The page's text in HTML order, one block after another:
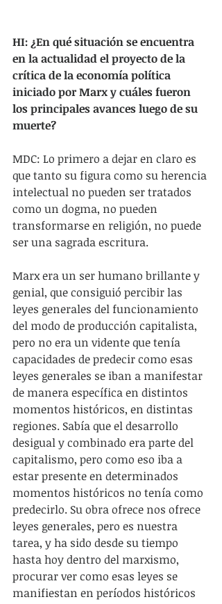
HI: ¿En qué situación se encuentra
en la actualidad el proyecto de la
crítica de la economía política
iniciado por Marx y cuáles fueron
los principales avances luego de su
muerte?
MDC: Lo primero a dejar en claro es
que tanto su figura como su herencia
intelectual no pueden ser tratados
como un dogma, no pueden
transformarse en religión, no puede
ser una sagrada escritura.
Marx era un ser humano brillante y
genial, que consiguió percibir las
leyes generales del funcionamiento
del modo de producción capitalista,
pero no era un vidente que tenía
capacidades de predecir como esas
leyes generales se iban a manifestar
de manera específica en distintos
momentos históricos, en distintas
regiones. Sabía que el desarrollo
desigual y combinado era parte del
capitalismo, pero como eso iba a
estar presente en determinados
momentos históricos no tenía como
predecirlo. Su obra ofrece nos ofrece
leyes generales, pero es nuestra
tarea, y ha sido desde su tiempo
hasta hoy dentro del marxismo,
procurar ver como esas leyes se
manifiestan en períodos históricos